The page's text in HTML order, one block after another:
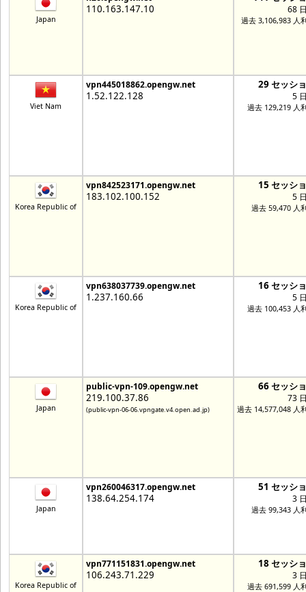
Japan
110.163.147.10 68
過去 3,106,983 人
Viet Nam
vpn445018862.opengw.net
1.52.122.128
29 セッシ
5
過去 129,219 人
Korea Republic of
vpn842523171.opengw.net
183.102.100.152
15 セッシ
5
過去 59,470 人
Korea Republic of
vpn638037739.opengw.net
1.237.160.66
16 セッシ
5
過去 100,453 人
Japan
public-vpn-109.opengw.net
219.100.37.86
(public-vpn-06-06.vpngate.v4.open.ad.jp)
66 セッシ
73
過去 14,577,048 人
Japan
vpn260046317.opengw.net
138.64.254.174
51 セッシ
3
過去 99,343 人
Korea Republic of
vpn771151831.opengw.net
106.243.71.229
18 セッシ
3
過去 691,599 人